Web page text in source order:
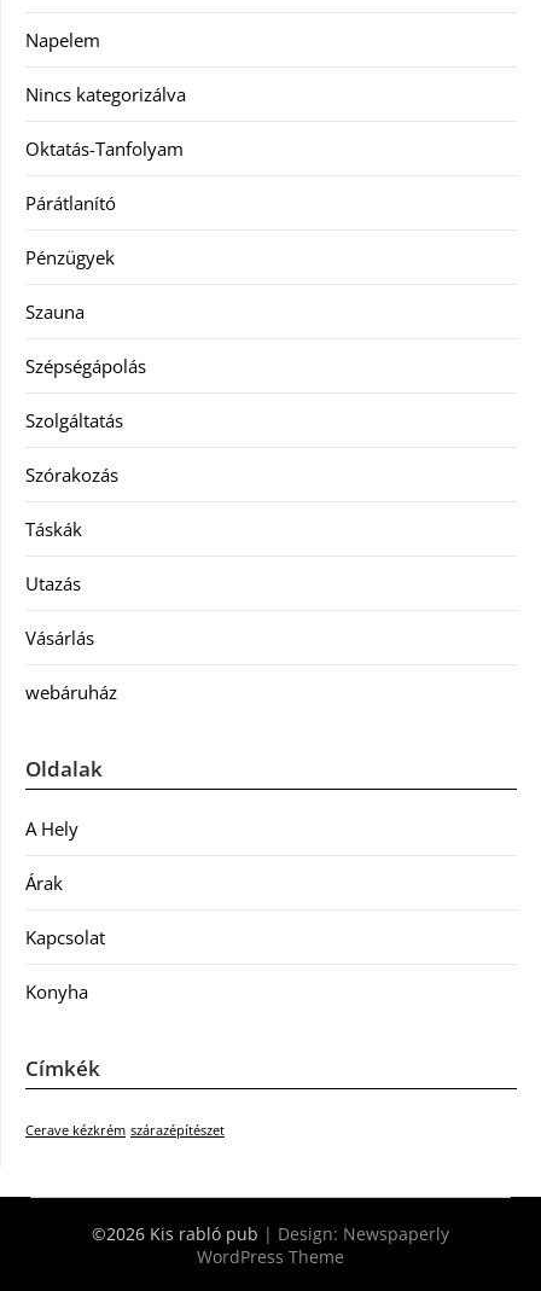
Napelem
Nincs kategorizálva
Oktatás-Tanfolyam
Párátlanító
Pénzügyek
Szauna
Szépségápolás
Szolgáltatás
Szórakozás
Táskák
Utazás
Vásárlás
webáruház
Oldalak
A Hely
Árak
Kapcsolat
Konyha
Címkék
Cerave kézkrém szárazépítészet
©2026 Kis rabló pub | Design: Newspaperly
WordPress Theme